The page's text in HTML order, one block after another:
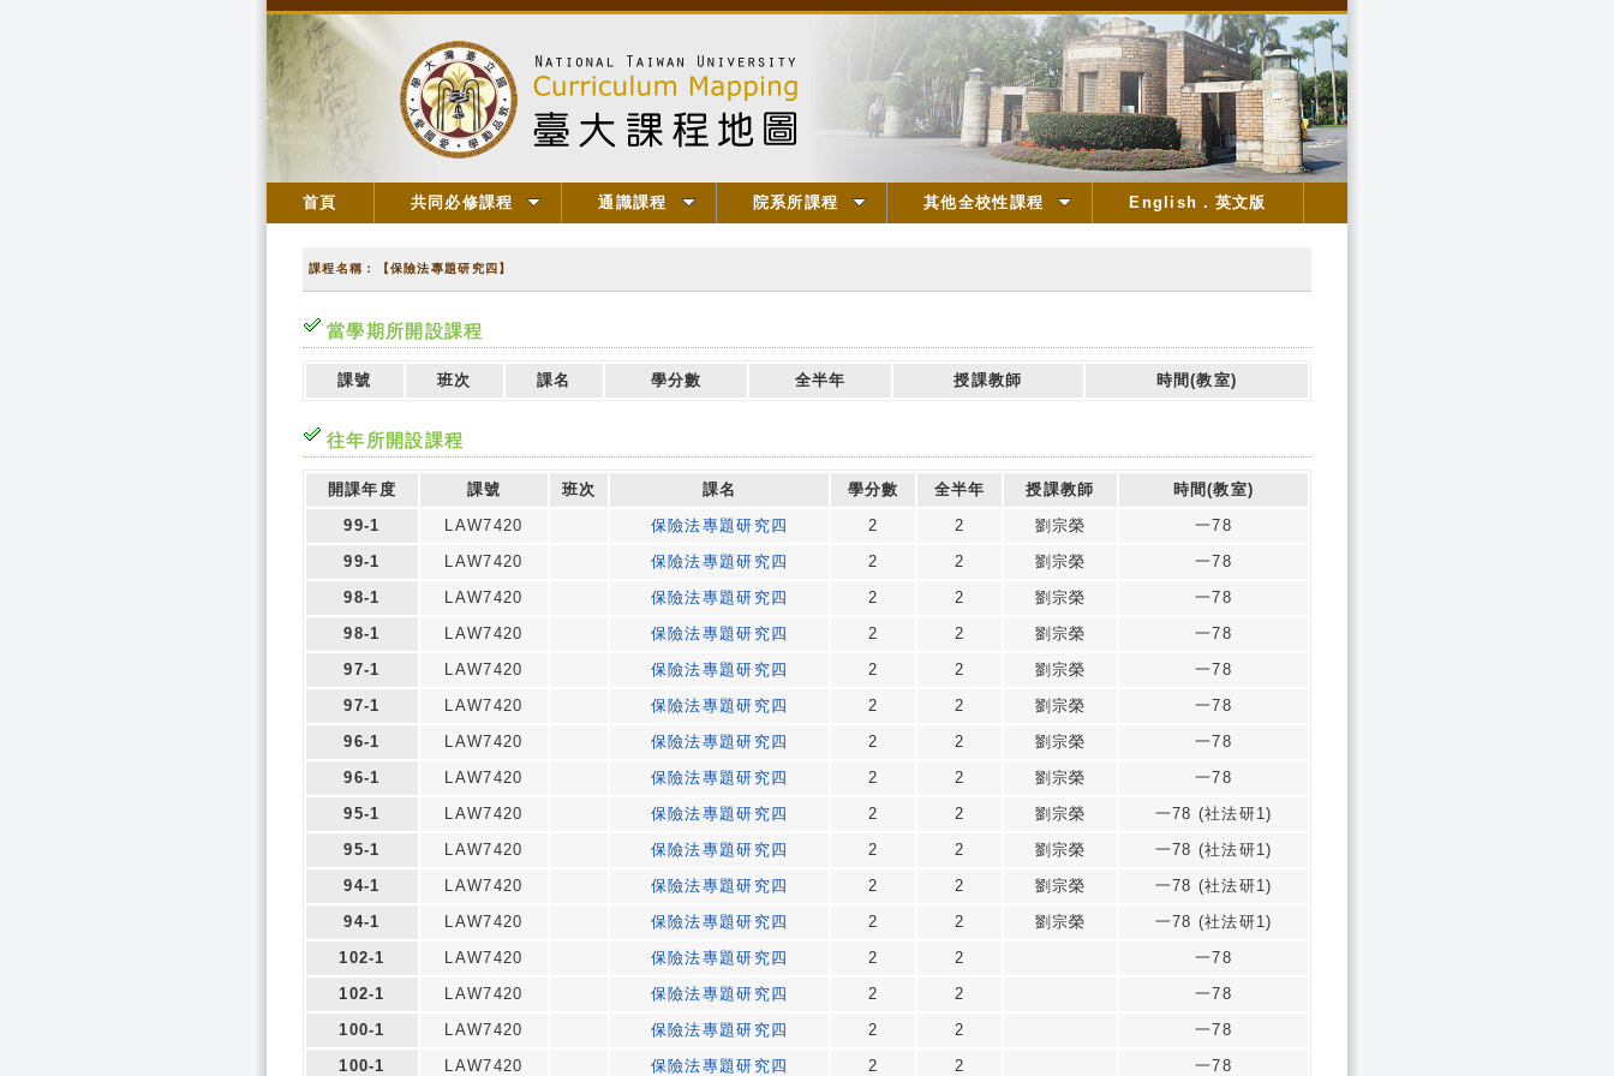
首頁 共同必修課程 通識課程 院系所課程 其他全校性課程 English．英文版
課程名稱：【保險法專題研究四】
當學期所開設課程
課號 班次 課名 學分數 全半年 授課教師 時間(教室)
往年所開設課程
開課年度 課號 班次 課名 學分數 全半年 授課教師
時間(教室)
99-1
LAW7420 保險法專題研究四 2 2 劉宗榮
一78
99-1
LAW7420 保險法專題研究四 2 2 劉宗榮
一78
98-1
LAW7420 保險法專題研究四 2 2 劉宗榮
一78
98-1
LAW7420 保險法專題研究四 2 2 劉宗榮
一78
97-1
LAW7420 保險法專題研究四 2 2 劉宗榮
一78
97-1
LAW7420 保險法專題研究四 2 2 劉宗榮
一78
96-1
LAW7420 保險法專題研究四 2 2 劉宗榮
一78
96-1
LAW7420 保險法專題研究四 2 2 劉宗榮
一78
95-1
LAW7420 保險法專題研究四 2 2 劉宗榮
一78 (社法研1)
95-1
LAW7420 保險法專題研究四 2 2 劉宗榮
一78 (社法研1)
94-1
LAW7420 保險法專題研究四 2 2 劉宗榮
一78 (社法研1)
94-1
LAW7420 保險法專題研究四 2 2 劉宗榮
一78 (社法研1)
102-1
LAW7420 保險法專題研究四 2 2
一78
102-1
LAW7420 保險法專題研究四 2 2
一78
100-1
LAW7420 保險法專題研究四 2 2
一78
100-1
LAW7420 保險法專題研究四 2 2 一78